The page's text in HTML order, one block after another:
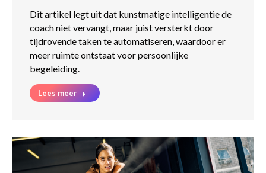
Dit artikel legt uit dat kunstmatige intelligentie de
coach niet vervangt, maar juist versterkt door
tijdrovende taken te automatiseren, waardoor er
meer ruimte ontstaat voor persoonlijke
begeleiding.
Lees meer